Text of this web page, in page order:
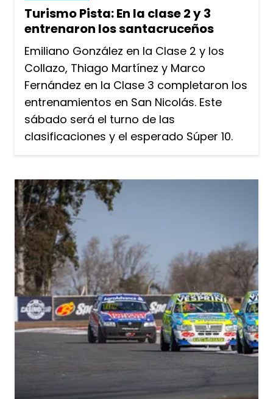
Turismo Pista: En la clase 2 y 3
entrenaron los santacruceños
Emiliano González en la Clase 2 y los
Collazo, Thiago Martínez y Marco
Fernández en la Clase 3 completaron los
entrenamientos en San Nicolás. Este
sábado será el turno de las
clasificaciones y el esperado Súper 10.